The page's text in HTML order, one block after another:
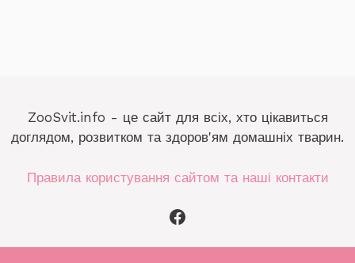
ZooSvit.info - це сайт для всіх, хто цікавиться
доглядом, розвитком та здоров'ям домашніх тварин.
Правила користування сайтом та наші контакти
Facebook